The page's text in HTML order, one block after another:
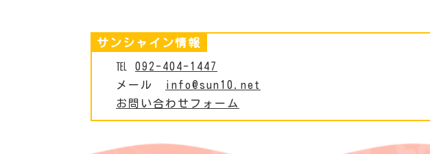
サンシャイン情報
℡ 092-404-1447
メール
info@sun10.net
お問い合わせフォーム